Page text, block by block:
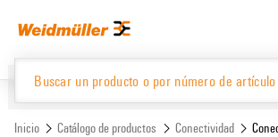
Español Solicitud de acceso
Website Support Center
Inicio Catálogo de productos Conectividad